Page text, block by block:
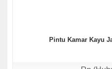
Pintu Kamar Kayu